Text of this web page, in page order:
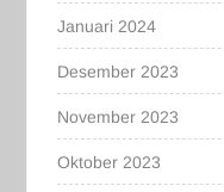
Januari 2024
Desember 2023
November 2023
Oktober 2023